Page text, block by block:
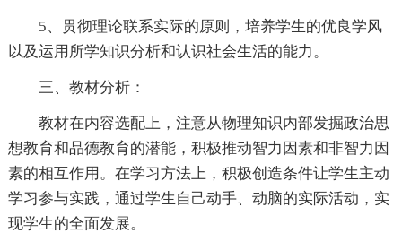
5、贯彻理论联系实际的原则，培养学生的优良学风
以及运用所学知识分析和认识社会生活的能力。
三、教材分析：
教材在内容选配上，注意从物理知识内部发掘政治思
想教育和品德教育的潜能，积极推动智力因素和非智力因
素的相互作用。在学习方法上，积极创造条件让学生主动
学习参与实践，通过学生自己动手、动脑的实际活动，实
现学生的全面发展。